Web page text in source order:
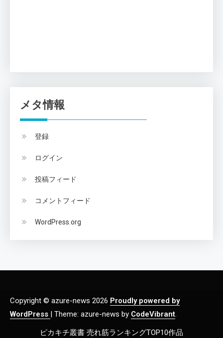
メタ情報
登録
ログイン
投稿フィード
コメントフィード
WordPress.org
Copyright © azure-news 2026 Proudly powered by
WordPress | Theme: azure-news by CodeVibrant.
ピカキチ叢書 売れ筋ランキングTOP10作品